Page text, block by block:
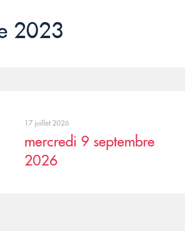
2023
17 juillet 2026
mercredi 9 septembre
2026